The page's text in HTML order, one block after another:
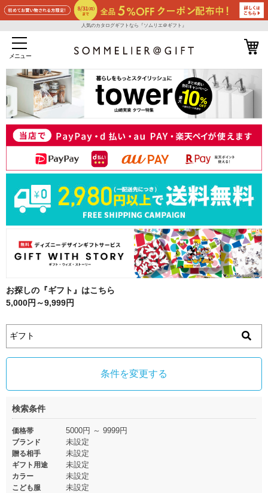
人気のカタログギフトなら『ソムリエ＠ギフト』
メニュー
お探しの『ギフト』はこちら
5,000円～9,999円
条件を変更する
検索条件
価格帯 5000円 ～ 9999円
ブランド 未設定
贈る相手 未設定
ギフト用途 未設定
カラー 未設定
こども服 未設定